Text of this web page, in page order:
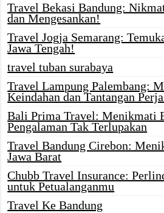
Travel Bekasi Bandung:
dan Mengesankan!
Travel Jogja Semarang:
Jawa Tengah!
travel tuban surabaya
Travel Lampung Palembang:
Keindahan dan Tantangan
Bali Prima Travel: Menikmati
Pengalaman Tak Terlupakan
Travel Bandung Cirebon:
Jawa Barat
Chubb Travel Insurance:
untuk Petualanganmu
Travel Ke Bandung